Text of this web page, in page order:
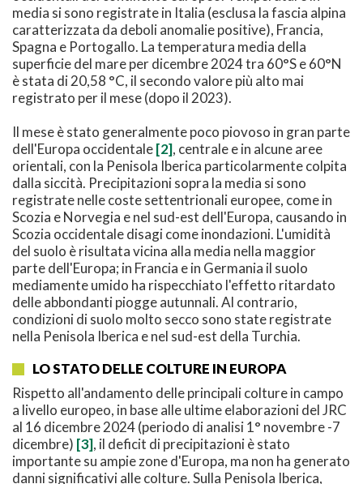
media si sono registrate in Italia (esclusa la fascia alpina
caratterizzata da deboli anomalie positive), Francia,
Spagna e Portogallo. La temperatura media della
superficie del mare per dicembre 2024 tra 60°S e 60°N
è stata di 20,58 °C, il secondo valore più alto mai
registrato per il mese (dopo il 2023).
Il mese è stato generalmente poco piovoso in gran parte
dell'Europa occidentale[2], centrale e in alcune aree
orientali, con la Penisola Iberica particolarmente colpita
dalla siccità. Precipitazioni sopra la media si sono
registrate nelle coste settentrionali europee, come in
Scozia e Norvegia e nel sud-est dell'Europa, causando in
Scozia occidentale disagi come inondazioni. L'umidità
del suolo è risultata vicina alla media nella maggior
parte dell'Europa; in Francia e in Germania il suolo
mediamente umido ha rispecchiato l'effetto ritardato
delle abbondanti piogge autunnali. Al contrario,
condizioni di suolo molto secco sono state registrate
nella Penisola Iberica e nel sud-est della Turchia.
LO STATO DELLE COLTURE IN EUROPA
Rispetto all'andamento delle principali colture in campo
a livello europeo, in base alle ultime elaborazioni del JRC
al 16 dicembre 2024 (periodo di analisi 1° novembre -7
dicembre) [3], il deficit di precipitazioni è stato
importante su ampie zone d'Europa, ma non ha generato
danni significativi alle colture. Sulla Penisola Iberica,